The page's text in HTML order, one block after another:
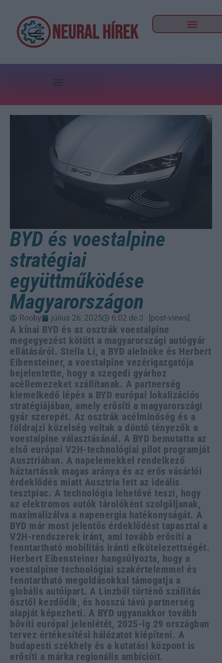
BYD és voestalpine
stratégiai
együttműködése
Magyarországon
Rooby július 26, 2025 6:02 de. [post-views]
A kínai BYD és az osztrák voestalpine
megegyezést kötött a magyarországi autógyár
ellátásáról. Stella Li, a BYD alelnöke és Herbert
Eibensteiner, a voestalpine vezérigazgatója
bejelentette, hogy a szegedi gyárhoz
acéllemezeket szállítanak. A partnerség
kiemelkedő lépés a BYD európai lokalizációs
stratégiájában, amely erősíti a magyarországi
gyár szerepét. Az osztrák acélminőség és a
földrajzi közelség voltak a döntő tényezők a
voestalpine választásánál. A BYD bemutatta az
első európai V2H-technológiai pilot programját
Ausztriában. A napelemekkel rendelkező
háztartások magas aránya és az erős vásárlói
érdeklődés miatt Ausztria lett az ideális
tesztpiac. A technológia lehetővé teszi, hogy
az elektromos autók tárolóként szolgáljanak,
maximalizálva a napenergia hatékonyságát. A
BYD már most jelentős érdeklődést tapasztal a
V2H-rendszerek iránt, ami tovább erősíti a
fenntartható mobilitás iránti elkötelezettségét.
Herbert Eibensteiner hangsúlyozta, hogy a
voestalpine technológiai szakértelemmel és
fenntartható megoldásokkal támogatja a
globális autóipart. A Linzből történő szállítás
ősztől kezdődik, és hosszú távú partnerség
alapját képezheti. A BYD ugyanakkor tovább
bővíti európai jelenlétét, 2025-ig 29 országban
tervez értékesítési hálózatot kiépíteni. A
budapesti székhely és a kutatási központ is
erősíti a márka regionális ambícióit.